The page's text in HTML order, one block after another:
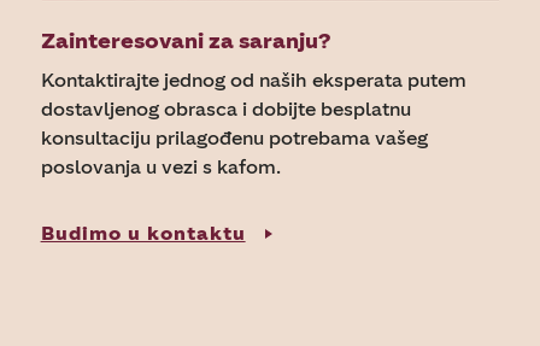
Zainteresovani za saranju?
Kontaktirajte jednog od naših eksperata putem
dostavljenog obrasca i dobijte besplatnu
konsultaciju prilagođenu potrebama vašeg
poslovanja u vezi s kafom.
Budimo u kontaktu